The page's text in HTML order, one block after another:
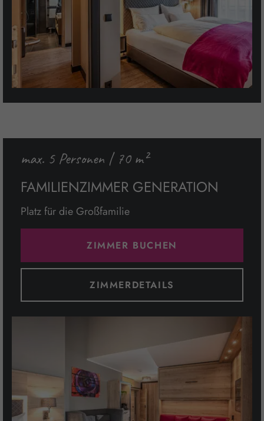
max. 5 Personen | 70 m²
FAMILIENZIMMER GENERATION
Platz für die Großfamilie
ZIMMER BUCHEN
ZIMMERDETAILS